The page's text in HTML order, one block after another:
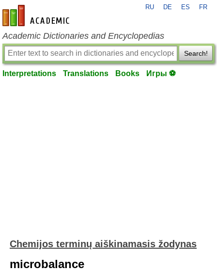
en-academic.com
RU DE ES FR
Academic Dictionaries and Encyclopedias
Search!
Interpretations Translations Books Игры ⚽
Chemijos terminų aiškinamasis žodynas
microbalance